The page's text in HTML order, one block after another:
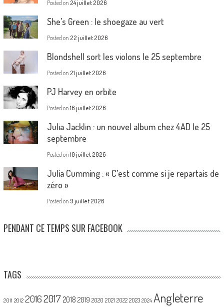
Posted on 24 juillet 2026
She’s Green : le shoegaze au vert
Posted on 22 juillet 2026
Blondshell sort les violons le 25 septembre
Posted on 21 juillet 2026
PJ Harvey en orbite
Posted on 16 juillet 2026
Julia Jacklin : un nouvel album chez 4AD le 25
septembre
Posted on 10 juillet 2026
Julia Cumming : « C’est comme si je repartais de
zéro »
Posted on 9 juillet 2026
PENDANT CE TEMPS SUR FACEBOOK
TAGS
2011 2012 20162017 2018 2019 2020 2021 2022 2023 2024 Angleterre